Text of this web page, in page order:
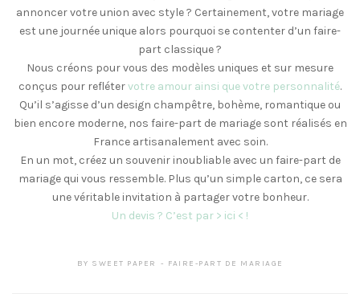
annoncer votre union avec style ? Certainement, votre mariage
est une journée unique alors pourquoi se contenter d’un faire-
part classique ?
Nous créons pour vous des modèles uniques et sur mesure
conçus pour reflétervotre amour ainsi que votre personnalité.
Qu’il s’agisse d’un design champêtre, bohème, romantique ou
bien encore moderne, nos faire-part de mariage sont réalisés en
France artisanalement avec soin.
En un mot, créez un souvenir inoubliable avec un faire-part de
mariage qui vous ressemble. Plus qu’un simple carton, ce sera
une véritable invitation à partager votre bonheur.
Un devis ? C’est par > ici < !
BY SWEET PAPER FAIRE-PART DE MARIAGE